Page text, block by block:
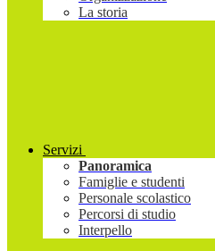
La storia
Servizi
Panoramica
Famiglie e studenti
Personale scolastico
Percorsi di studio
Interpello